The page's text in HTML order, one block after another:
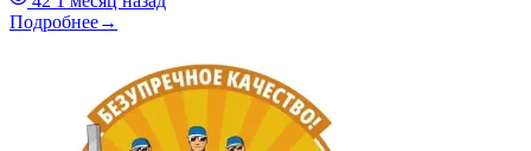
Подробнее→